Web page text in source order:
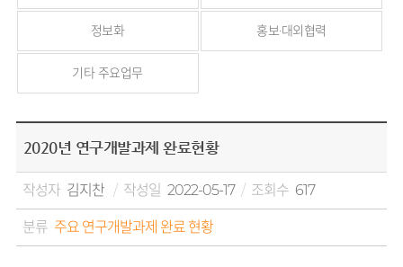
정보화 홍보·대외협력
기타 주요업무
2020년 연구개발과제 완료현황
작성자 김지찬 작성일 2022-05-17 조회수 617
분류 주요 연구개발과제 완료 현황